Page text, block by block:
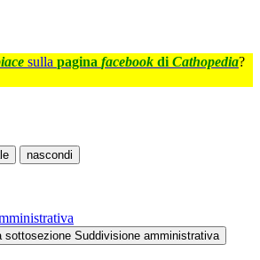
sulla pagina facebook di Cathopedia?
nascondi
Suddivisione amministrativa